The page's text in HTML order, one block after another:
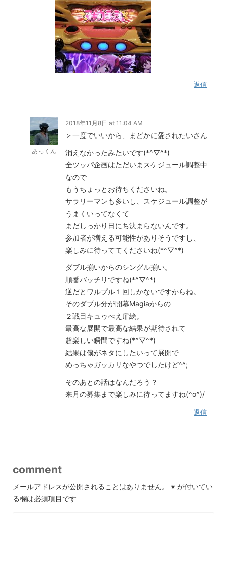
返信
あっくん
2018年11月8日 at 11:04 AM
＞一度でいいから、まどかに愛されたいさん
消えなかったみたいです(*^▽^*)
全ツッパ企画はただいまスケジュール調整中
なので
もうちょっとお待ちくださいね。
サラリーマンも多いし、スケジュール調整が
うまくいってなくて
まだしっかり日にち決まらないんです。
参加者が増える可能性がありそうですし、
楽しみに待っててくださいね(*^▽^*)
ダブル揃いからのシングル揃い。
順番バッチリですね(*^▽^*)
逆だとワルプル１回しかないですからね。
そのダブル分が開幕Magiaからの
２戦目キュゥべえ扉絵。
最高な展開で最高な結果が期待されて
超楽しい瞬間ですね(*^▽^*)
結果は僕がネタにしたいって展開で
めっちゃガッカリなやつでしたけど^^;
そのあとの話はなんだろう？
来月の募集まで楽しみに待ってますね(^o^)/
返信
comment
メールアドレスが公開されることはありません。 ※ が付いてい
る欄は必須項目です